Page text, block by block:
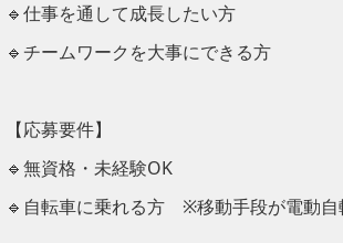
🔹仕事を通して成長したい方
🔹チームワークを大事にできる方
【応募要件】
🔹無資格・未経験OK
🔹自転車に乗れる方 ※移動手段が電動自